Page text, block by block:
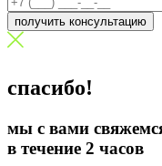
получить консультацию
спасибо!
мы с вами
в течение 2 часов